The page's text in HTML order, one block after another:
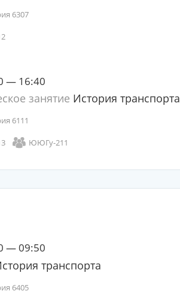
6307
— 16:40
занятие История транспорта
6111
ЮЮГу-211
— 09:50
транспорта
6405